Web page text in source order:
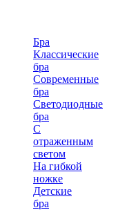
Бра
Классические
бра
Современные
бра
Светодиодные
бра
С
отраженным
светом
На гибкой
ножке
Детские
бра